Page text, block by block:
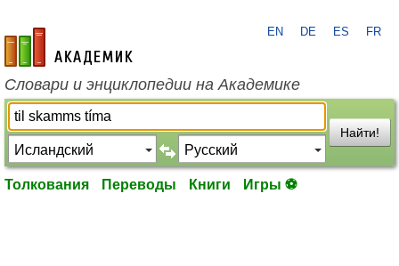
academic.ru
EN DE ES FR
Словари и энциклопедии на Академике
Найти!
Толкования Переводы Книги Игры ⚽